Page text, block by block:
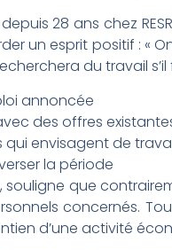
28 ans chez
un esprit positif : «
du travail s’il
annoncée
des offres
envisagent de
la période
que
concernés.
d’une activité